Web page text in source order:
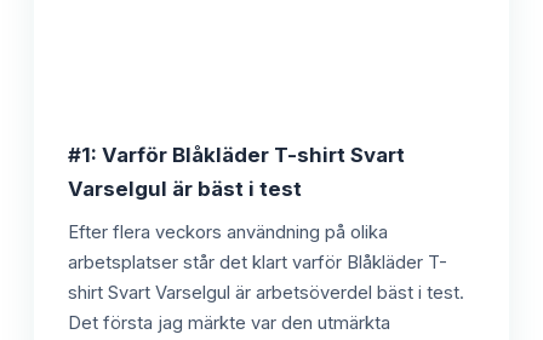
#1: Varför Blåkläder T-shirt Svart
Varselgul är bäst i test
Efter flera veckors användning på olika
arbetsplatser står det klart varför Blåkläder T-
shirt Svart Varselgul är arbetsöverdel bäst i test.
Det första jag märkte var den utmärkta